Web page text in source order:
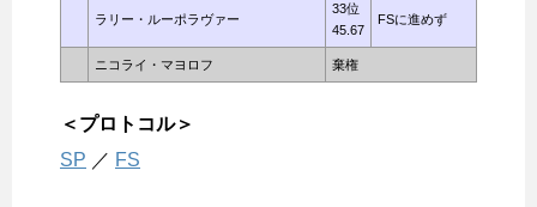
ラリー・ルーポラヴァー
33位
45.67
FSに進めず
ニコライ・マヨロフ 棄権
＜プロトコル＞
SP ／ FS